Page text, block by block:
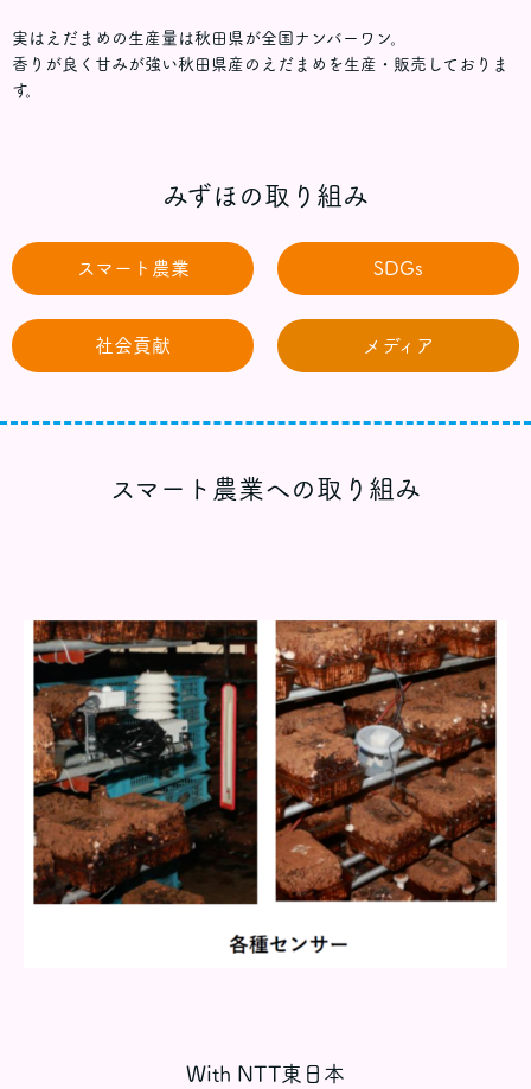
実はえだまめの生産量は秋田県が全国ナンバーワン。
香りが良く甘みが強い秋田県産のえだまめを生産・販売しておりま
す。
みずほの取り組み
スマート農業 SDGs
社会貢献 メディア
スマート農業への取り組み
With NTT東日本